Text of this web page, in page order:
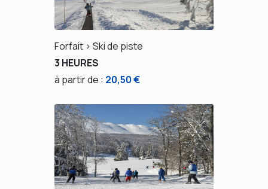
Forfait > Ski de piste
3 HEURES
à partir de : 20,50 €